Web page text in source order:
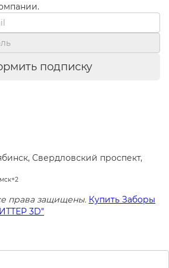
подписку
Свердловский проспект,
мск+2
права защищены. Купить Заборы
3D"